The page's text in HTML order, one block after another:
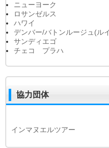
ニューヨーク
ロサンゼルス
ハワイ
デンバー/バトンルージュ(ル
サンディエゴ
チェコ プラハ
協力団体
インマヌエルツアー